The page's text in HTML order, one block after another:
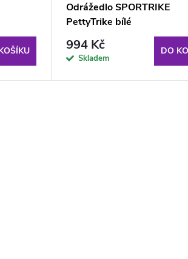
Odrážedlo SPORTRIKE
PettyTrike bílé
994 Kč
Skladem
DO